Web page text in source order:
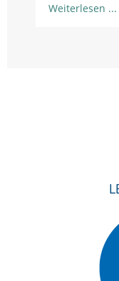
Weiterlesen